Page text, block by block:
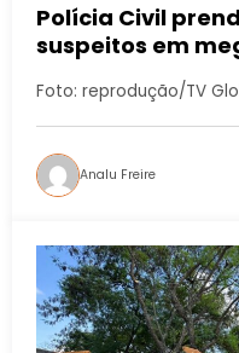
Polícia Civil
suspeitos em
Foto: reprodução/TV
Analu Freire